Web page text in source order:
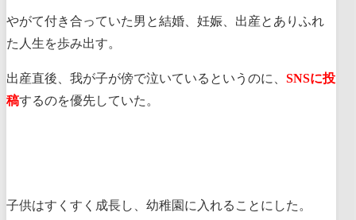
やがて付き合っていた男と結婚、妊娠、出産とありふれ
た人生を歩み出す。
出産直後、我が子が傍で泣いているというのに、 SNSに投
稿するのを優先していた。
子供はすくすく成長し、幼稚園に入れることにした。